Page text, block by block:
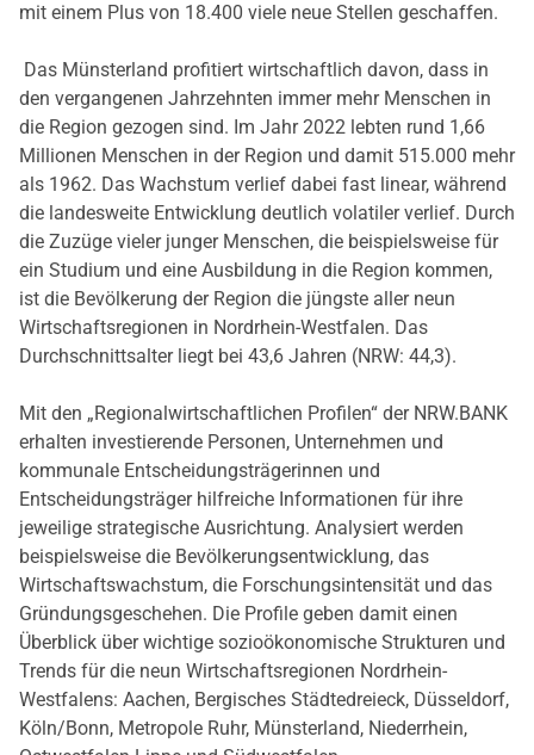
mit einem Plus von 18.400 viele neue Stellen geschaffen.
Das Münsterland profitiert wirtschaftlich davon, dass in
den vergangenen Jahrzehnten immer mehr Menschen in
die Region gezogen sind. Im Jahr 2022 lebten rund 1,66
Millionen Menschen in der Region und damit 515.000 mehr
als 1962. Das Wachstum verlief dabei fast linear, während
die landesweite Entwicklung deutlich volatiler verlief. Durch
die Zuzüge vieler junger Menschen, die beispielsweise für
ein Studium und eine Ausbildung in die Region kommen,
ist die Bevölkerung der Region die jüngste aller neun
Wirtschaftsregionen in Nordrhein-Westfalen. Das
Durchschnittsalter liegt bei 43,6 Jahren (NRW: 44,3).
Mit den „Regionalwirtschaftlichen Profilen“ der NRW.BANK
erhalten investierende Personen, Unternehmen und
kommunale Entscheidungsträgerinnen und
Entscheidungsträger hilfreiche Informationen für ihre
jeweilige strategische Ausrichtung. Analysiert werden
beispielsweise die Bevölkerungsentwicklung, das
Wirtschaftswachstum, die Forschungsintensität und das
Gründungsgeschehen. Die Profile geben damit einen
Überblick über wichtige sozioökonomische Strukturen und
Trends für die neun Wirtschaftsregionen Nordrhein-
Westfalens: Aachen, Bergisches Städtedreieck, Düsseldorf,
Köln/Bonn, Metropole Ruhr, Münsterland, Niederrhein,